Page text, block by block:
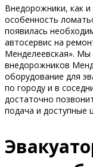
Внедорожники, как
особенность
появилась
автосервис на
Менделеевская». Мы
внедорожников
оборудование для
по городу и в
достаточно
подача и доступные